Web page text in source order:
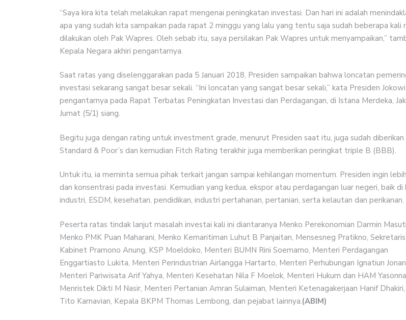
“Saya kira kita telah melakukan rapat mengenai peningkatan investasi. Dan hari ini adalah
apa yang sudah kita sampaikan pada rapat 2 minggu yang lalu yang tentu saja sudah beberapa kali
dilakukan oleh Pak Wapres. Oleh sebab itu, saya persilakan Pak Wapres untuk menyampaikan,”
Kepala Negara akhiri pengantarnya.
Saat ratas yang diselenggarakan pada 5 Januari 2018, Presiden sampaikan bahwa loncatan
investasi sekarang sangat besar sekali. “Ini loncatan yang sangat besar sekali,” kata Presiden
pengantarnya pada Rapat Terbatas Peningkatan Investasi dan Perdagangan, di Istana Merdeka,
Jumat (5/1) siang.
Begitu juga dengan rating untuk investment grade, menurut Presiden saat itu, juga sudah diberikan
Standard & Poor’s dan kemudian Fitch Rating terakhir juga memberikan peringkat triple B (BBB).
Untuk itu, ia meminta semua pihak terkait jangan sampai kehilangan momentum. Presiden ingin
dan konsentrasi pada investasi. Kemudian yang kedua, ekspor atau perdagangan luar negeri, baik di
industri, ESDM, kesehatan, pendidikan, industri pertahanan, pertanian, serta kelautan dan perikanan.
Peserta ratas tindak lanjut masalah investai kali ini diantaranya Menko Perekonomian Darmin
Menko PMK Puan Maharani, Menko Kemaritiman Luhut B Panjaitan, Mensesneg Pratikno, Sekretaris
Kabinet Pramono Anung, KSP Moeldoko, Menteri BUMN Rini Soemarno, Menteri Perdagangan
Enggartiasto Lukita, Menteri Perindustrian Airlangga Hartarto, Menteri Perhubungan Ignatiun
Menteri Pariwisata Arif Yahya, Menteri Kesehatan Nila F Moelok, Menteri Hukum dan HAM
Menristek Dikti M Nasir, Menteri Pertanian Amran Sulaiman, Menteri Ketenagakerjaan Hanif
Tito Karnavian, Kepala BKPM Thomas Lembong, dan pejabat lainnya.(ABIM)